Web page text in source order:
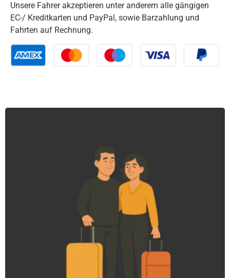
Unsere Fahrer akzeptieren unter anderem alle gängigen
EC-/ Kreditkarten und PayPal, sowie Barzahlung und
Fahrten auf Rechnung.